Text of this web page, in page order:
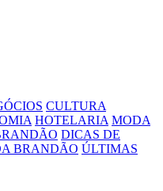
CULTURA
HOTELARIA MODA
DICAS DE
BRANDÃO ÚLTIMAS